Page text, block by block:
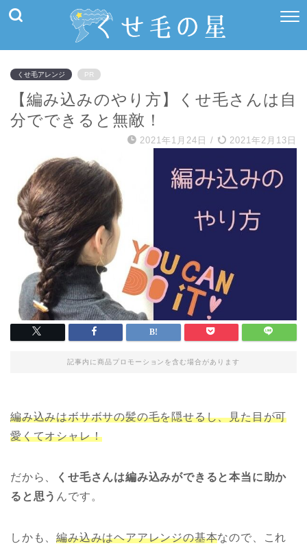
くせ毛アレンジ PR
【編み込みのやり方】くせ毛さんは自
分でできると無敵！
2021年1月24日 / 2021年2月13日
記事内に商品プロモーションを含む場合があります
編み込みはボサボサの髪の毛を隠せるし、見た目が可
愛くてオシャレ！
だから、
くせ毛さんは編み込みができると本当に助か
ると思う んです。
しかも、編み込みはヘアアレンジの基本なので、これ